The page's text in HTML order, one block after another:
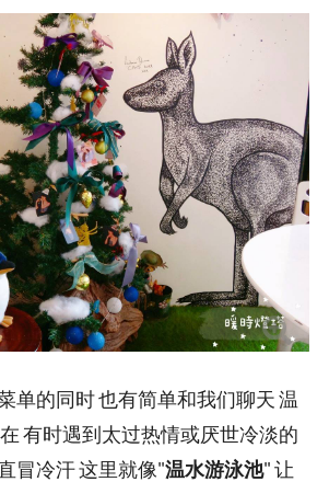
单的同时 也有简单和我们聊天 温
有时遇到太过热情或厌世冷淡的
冒冷汗 这里就像"温水游泳池" 让